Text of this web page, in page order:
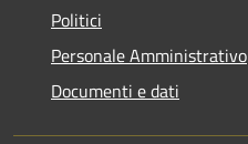
Politici
Personale Amministrativo
Documenti e dati